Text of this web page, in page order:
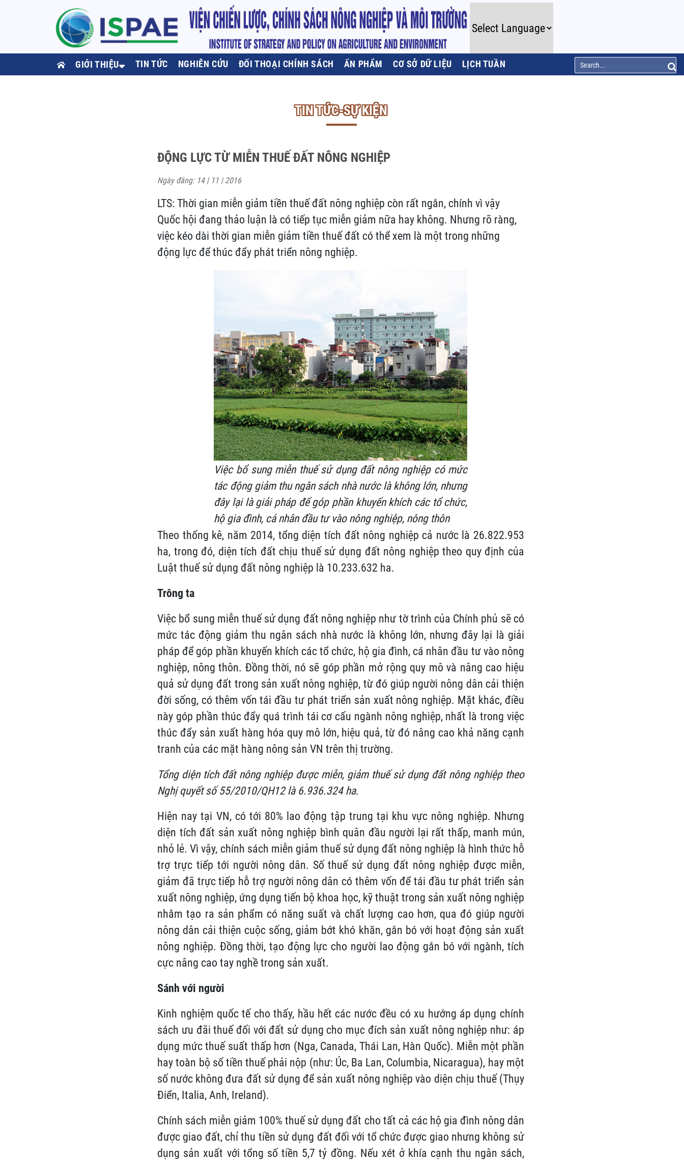
GIỚI THIỆU TIN TỨC NGHIÊN CỨU ĐỐI THOẠI CHÍNH SÁCH ẤN PHẨM CƠ SỞ DỮ LIỆU LỊCH TUẦN
TIN TỨC-SỰ KIỆN
ĐỘNG LỰC TỪ MIỄN THUẾ ĐẤT NÔNG NGHIỆP
Ngày đăng: 14 | 11 | 2016
LTS: Thời gian miễn giảm tiền thuế đất nông nghiệp còn rất ngắn, chính vì vậy
Quốc hội đang thảo luận là có tiếp tục miễn giảm nữa hay không. Nhưng rõ ràng,
việc kéo dài thời gian miễn giảm tiền thuế đất có thể xem là một trong những
động lực để thúc đẩy phát triển nông nghiệp.
Việc bổ sung miễn thuế sử dụng đất nông nghiệp có mức
tác động giảm thu ngân sách nhà nước là không lớn, nhưng
đây lại là giải pháp để góp phần khuyến khích các tổ chức,
hộ gia đình, cá nhân đầu tư vào nông nghiệp, nông thôn
Theo thống kê, năm 2014, tổng diện tích đất nông nghiệp cả nước là 26.822.953
ha, trong đó, diện tích đất chịu thuế sử dụng đất nông nghiệp theo quy định của
Luật thuế sử dụng đất nông nghiệp là 10.233.632 ha.
Trông ta
Việc bổ sung miễn thuế sử dụng đất nông nghiệp như tờ trình của Chính phủ sẽ có
mức tác động giảm thu ngân sách nhà nước là không lớn, nhưng đây lại là giải
pháp để góp phần khuyến khích các tổ chức, hộ gia đình, cá nhân đầu tư vào nông
nghiệp, nông thôn. Đồng thời, nó sẽ góp phần mở rộng quy mô và nâng cao hiệu
quả sử dụng đất trong sản xuất nông nghiệp, từ đó giúp người nông dân cải thiện
đời sống, có thêm vốn tái đầu tư phát triển sản xuất nông nghiệp. Mặt khác, điều
này góp phần thúc đẩy quá trình tái cơ cấu ngành nông nghiệp, nhất là trong việc
thúc đẩy sản xuất hàng hóa quy mô lớn, hiệu quả, từ đó nâng cao khả năng cạnh
tranh của các mặt hàng nông sản VN trên thị trường.
Tổng diện tích đất nông nghiệp được miễn, giảm thuế sử dụng đất nông nghiệp theo
Nghị quyết số 55/2010/QH12 là 6.936.324 ha.
Hiện nay tại VN, có tới 80% lao động tập trung tại khu vực nông nghiệp. Nhưng
diện tích đất sản xuất nông nghiệp bình quân đầu người lại rất thấp, manh mún,
nhỏ lẻ. Vì vậy, chính sách miễn giảm thuế sử dụng đất nông nghiệp là hình thức hỗ
trợ trực tiếp tới người nông dân. Số thuế sử dụng đất nông nghiệp được miễn,
giảm đã trực tiếp hỗ trợ người nông dân có thêm vốn để tái đầu tư phát triển sản
xuất nông nghiệp, ứng dụng tiến bộ khoa học, kỹ thuật trong sản xuất nông nghiệp
nhằm tạo ra sản phẩm có năng suất và chất lượng cao hơn, qua đó giúp người
nông dân cải thiện cuộc sống, giảm bớt khó khăn, gắn bó với hoạt động sản xuất
nông nghiệp. Đồng thời, tạo động lực cho người lao động gắn bó với ngành, tích
cực nâng cao tay nghề trong sản xuất.
Sánh với người
Kinh nghiệm quốc tế cho thấy, hầu hết các nước đều có xu hướng áp dụng chính
sách ưu đãi thuế đối với đất sử dụng cho mục đích sản xuất nông nghiệp như: áp
dụng mức thuế suất thấp hơn (Nga, Canada, Thái Lan, Hàn Quốc). Miễn một phần
hay toàn bộ số tiền thuế phải nộp (như: Úc, Ba Lan, Columbia, Nicaragua), hay một
số nước không đưa đất sử dụng để sản xuất nông nghiệp vào diện chịu thuế (Thụy
Điển, Italia, Anh, Ireland).
Chính sách miễn giảm 100% thuế sử dụng đất cho tất cả các hộ gia đình nông dân
được giao đất, chỉ thu tiền sử dụng đất đối với tổ chức được giao nhưng không sử
dụng sản xuất với tổng số tiền 5,7 tỷ đồng. Nếu xét ở khía cạnh thu ngân sách,